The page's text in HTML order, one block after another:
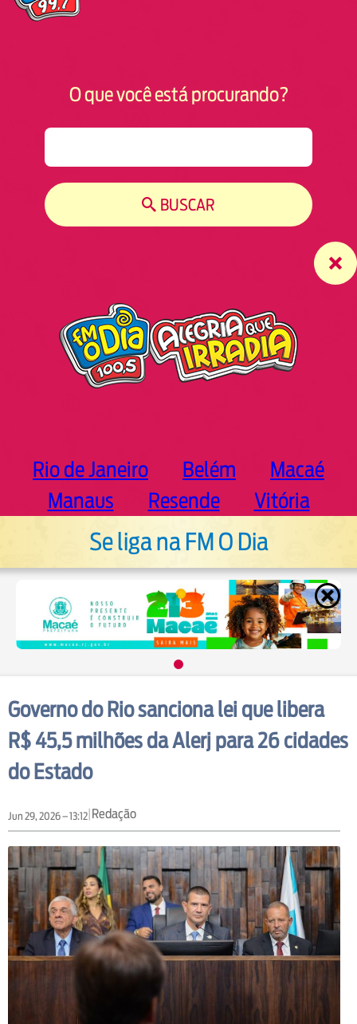
O que você está procurando?
BUSCAR
Rio de Janeiro Belém
Macaé
Manaus
Resende Vitória
Se liga na FM O Dia
Governo do Rio sanciona lei que libera
R$ 45,5 milhões da Alerj para 26 cidades
do Estado
Jun 29, 2026 – 13:12|Redação